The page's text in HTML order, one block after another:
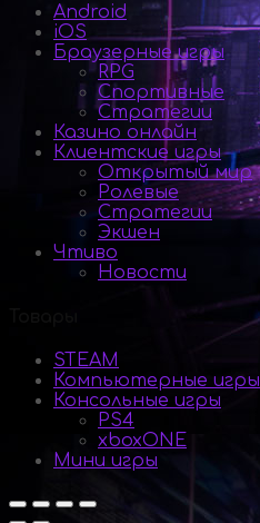
Android
iOS
Браузерные игры
RPG
Спортивные
Стратегии
Казино онлайн
Клиентские игры
Открытый мир
Ролевые
Стратегии
Экшен
Чтиво
Новости
STEAM
Компьютерные игры
Консольные игры
PS4
xboxONE
Мини игры